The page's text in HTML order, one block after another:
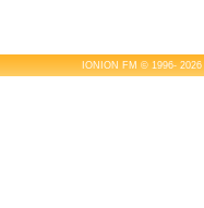
IONION FM © 1996-